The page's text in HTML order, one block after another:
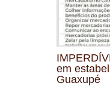
em
Guaxupé